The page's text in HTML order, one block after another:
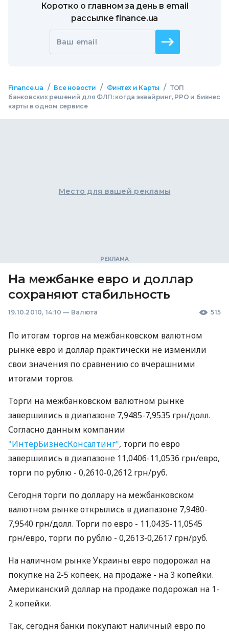
Коротко о главном за день в email
рассылке finance.ua
Ваш email
Finance.ua / Все новости / Финтех и Карты / ТОП
банковских решений для ФЛП: когда эквайринг, РРО и бизнес
карты в одном сервисе
Место для вашей рекламы
На межбанке евро и доллар
сохраняют стабильность
19.10.2010, 14:10 — Валюта 515
По итогам торгов на межбанковском валютном
рынке евро и доллар практически не изменили
свои значения по сравнению со вчерашними
итогами торгов.
Торги на межбанковском валютном рынке
завершились в диапазоне 7,9485-7,9535 грн/долл.
Согласно данным компании
"ИнтерБизнесКонсалтинг", торги по евро
завершились в диапазоне 11,0406-11,0536 грн/евро,
торги по рублю - 0,2610-0,2612 грн/руб.
Сегодня торги по доллару на межбанковском
валютном рынке открылись в диапазоне 7,9480-
7,9540 грн/долл. Торги по евро - 11,0435-11,0545
грн/евро, торги по рублю - 0,2613-0,2617 грн/руб.
На наличном рынке Украины евро подорожал на
покупке на 2-5 копеек, на продаже - на 3 копейки.
Американский доллар на продаже подорожал на 1-
2 копейки.
Так, сегодня банки покупают наличный евро по